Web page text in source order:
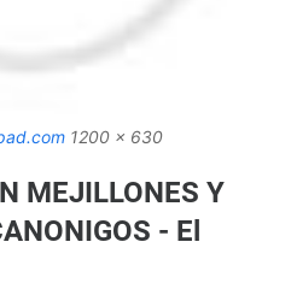
1200 x 630
MEJILLONES Y
- El